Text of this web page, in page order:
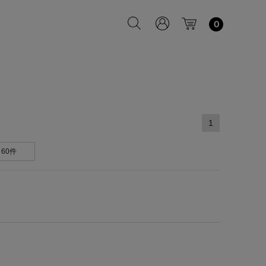
0
60件
1